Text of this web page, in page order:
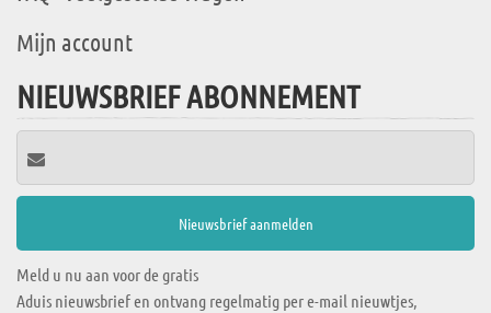
Mijn account
NIEUWSBRIEF ABONNEMENT
Meld u nu aan voor de gratis
Aduis nieuwsbrief en ontvang regelmatig per e-mail nieuwtjes,